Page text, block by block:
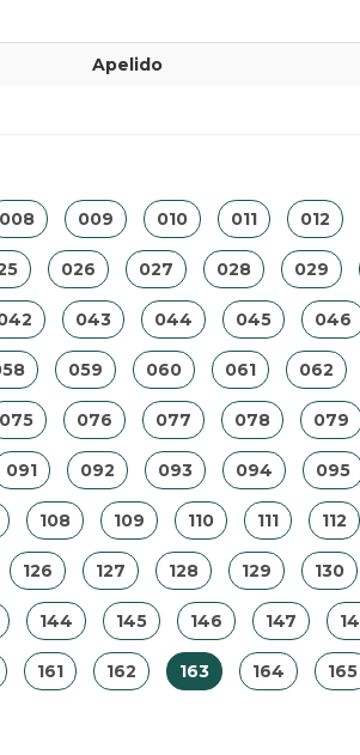
Apelido
008 009 010 011 012
026 027 028 029
043 044 045 046
059 060 061 062
075 076 077 078 079
091 092 093 094 095
108 109 110 111 112
126 127 128 129 130
144 145 146 147
161 162 163 164 165